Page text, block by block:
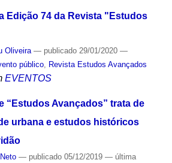
Edição 74 da Revista "Estudos
Oliveira — publicado29/01/2020 —
público, Revista Estudos Avançados
EVENTOS
“Estudos Avançados” trata de
urbana e estudos históricos
— publicado05/12/2019 — última